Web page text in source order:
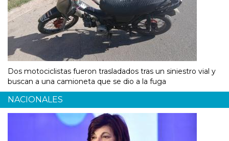
Dos motociclistas fueron trasladados tras un siniestro vial y
buscan a una camioneta que se dio a la fuga
NACIONALES